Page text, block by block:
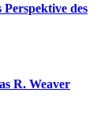
des
R. Weaver